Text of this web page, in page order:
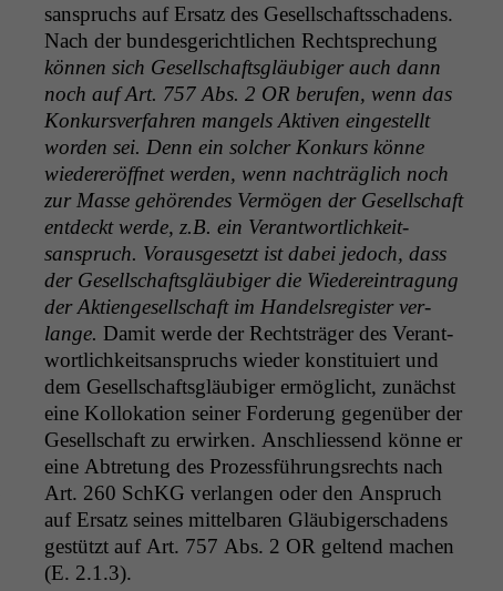
sanspruchs auf Ersatz des Gesellschaftss­chadens.
Nach der bun­des­gerichtlichen Recht­sprechung
kön­nen sich Gesellschafts­gläu­biger auch dann
noch auf Art. 757 Abs. 2 OR berufen, wenn das
Konkursver­fahren man­gels Aktiv­en eingestellt
wor­den sei. Denn ein solch­er Konkurs könne
wieder­eröffnet wer­den, wenn nachträglich noch
zur Masse gehören­des Ver­mö­gen der Gesellschaft
ent­deckt werde, z.B. ein Ver­ant­wortlichkeit­
sanspruch. Voraus­ge­set­zt ist dabei jedoch, dass
der Gesellschafts­gläu­biger die Wiedere­in­tra­gung
der Aktienge­sellschaft im Han­del­sreg­is­ter ver­
lange. Damit werde der Recht­sträger des Ver­ant­
wortlichkeit­sanspruchs wieder kon­sti­tu­iert und
dem Gesellschafts­gläu­biger ermöglicht, zunächst
eine Kol­loka­tion sein­er Forderung gegenüber der
Gesellschaft zu erwirken. Anschliessend könne er
eine Abtre­tung des Prozess­führungsrechts nach
Art. 260 SchKG ver­lan­gen oder den Anspruch
auf Ersatz seines mit­tel­baren Gläu­biger­schadens
gestützt auf Art. 757 Abs. 2 OR gel­tend machen
(E. 2.1.3).